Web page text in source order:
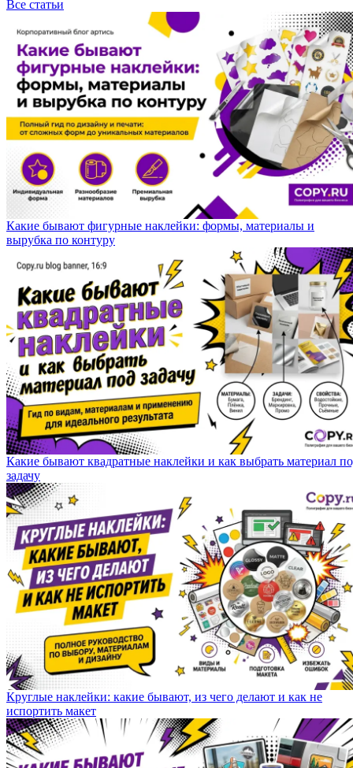
Все статьи
Какие бывают фигурные наклейки: формы, материалы и
вырубка по контуру
Какие бывают квадратные наклейки и как выбрать материал
задачу
Круглые наклейки: какие бывают, из чего делают и как не
испортить макет